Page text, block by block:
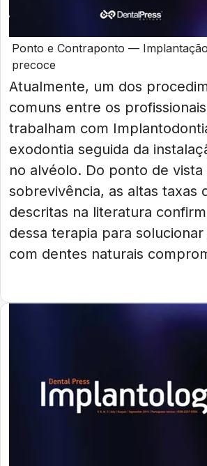
Ponto e Contraponto —
precoce
Atualmente, um dos
comuns entre os
trabalham com
exodontia seguida da
no alvéolo. Do ponto de vista
sobrevivência, as altas taxas
descritas na literatura
dessa terapia para
com dentes naturais